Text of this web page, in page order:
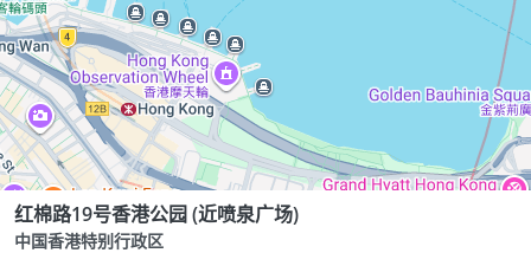
红棉路19号香港公园 (近喷泉广场)
中国香港特别行政区